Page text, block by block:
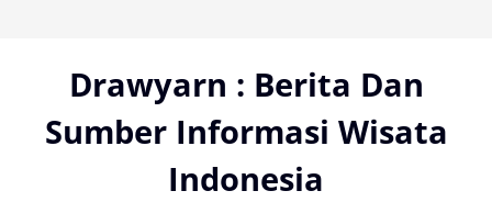
Drawyarn : Berita Dan
Sumber Informasi Wisata
Indonesia